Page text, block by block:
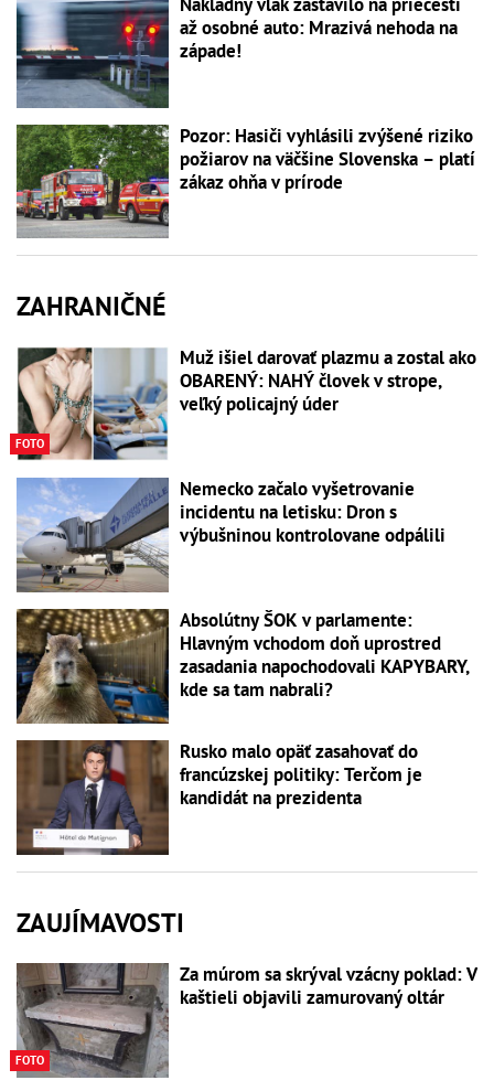
až osobné auto: Mrazivá nehoda na
západe!
Pozor: Hasiči vyhlásili zvýšené riziko
požiarov na väčšine Slovenska – platí
zákaz ohňa v prírode
ZAHRANIČNÉ
FOTO
Muž išiel darovať plazmu a zostal ako
OBARENÝ: NAHÝ človek v strope,
veľký policajný úder
Nemecko začalo vyšetrovanie
incidentu na letisku: Dron s
výbušninou kontrolovane odpálili
Absolútny ŠOK v parlamente:
Hlavným vchodom doň uprostred
zasadania napochodovali KAPYBARY,
kde sa tam nabrali?
Rusko malo opäť zasahovať do
francúzskej politiky: Terčom je
kandidát na prezidenta
ZAUJÍMAVOSTI
FOTO
Za múrom sa skrýval vzácny poklad: V
kaštieli objavili zamurovaný oltár